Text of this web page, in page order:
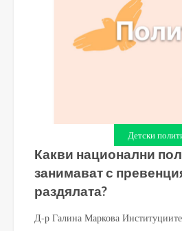
Детски
Какви национални
занимават с
раздялата?
Д-р Галина Маркова